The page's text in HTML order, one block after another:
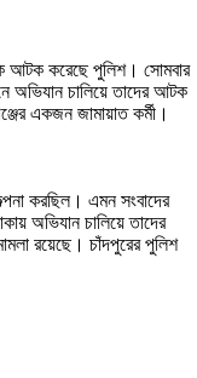
আটক করেছে পুলিশ। সোমবার
অভিযান চালিয়ে তাদের আটক
একজন জামায়াত কর্মী।
করছিল। এমন সংবাদের
অভিযান চালিয়ে তাদের
রয়েছে। চাঁদপুরের পুলিশ